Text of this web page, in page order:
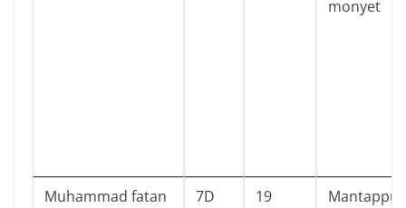
monyet
Muhammad fatan
7D 19 Mantappu